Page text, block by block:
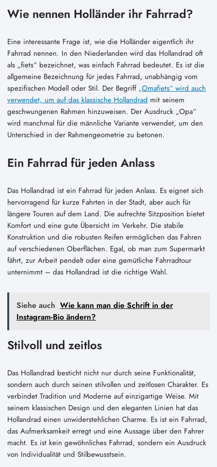
Wie nennen Holländer ihr Fahrrad?
Eine interessante Frage ist, wie die Holländer eigentlich ihr
Fahrrad nennen. In den Niederlanden wird das Hollandrad oft
als „fiets“ bezeichnet, was einfach Fahrrad bedeutet. Es ist die
allgemeine Bezeichnung für jedes Fahrrad, unabhängig vom
spezifischen Modell oder Stil. Der Begriff „Omafiets“ wird auch
verwendet, um auf das klassische Hollandrad mit seinem
geschwungenen Rahmen hinzuweisen. Der Ausdruck „Opa“
wird manchmal für die männliche Variante verwendet, um den
Unterschied in der Rahmengeometrie zu betonen.
Ein Fahrrad für jeden Anlass
Das Hollandrad ist ein Fahrrad für jeden Anlass. Es eignet sich
hervorragend für kurze Fahrten in der Stadt, aber auch für
längere Touren auf dem Land. Die aufrechte Sitzposition bietet
Komfort und eine gute Übersicht im Verkehr. Die stabile
Konstruktion und die robusten Reifen ermöglichen das Fahren
auf verschiedenen Oberflächen. Egal, ob man zum Supermarkt
fährt, zur Arbeit pendelt oder eine gemütliche Fahrradtour
unternimmt – das Hollandrad ist die richtige Wahl.
Siehe auch Wie kann man die Schrift in der
Instagram-Bio ändern?
Stilvoll und zeitlos
Das Hollandrad besticht nicht nur durch seine Funktionalität,
sondern auch durch seinen stilvollen und zeitlosen Charakter. Es
verbindet Tradition und Moderne auf einzigartige Weise. Mit
seinem klassischen Design und den eleganten Linien hat das
Hollandrad einen unwiderstehlichen Charme. Es ist ein Fahrrad,
das Aufmerksamkeit erregt und eine Aussage über den Fahrer
macht. Es ist kein gewöhnliches Fahrrad, sondern ein Ausdruck
von Individualität und Stilbewusstsein.